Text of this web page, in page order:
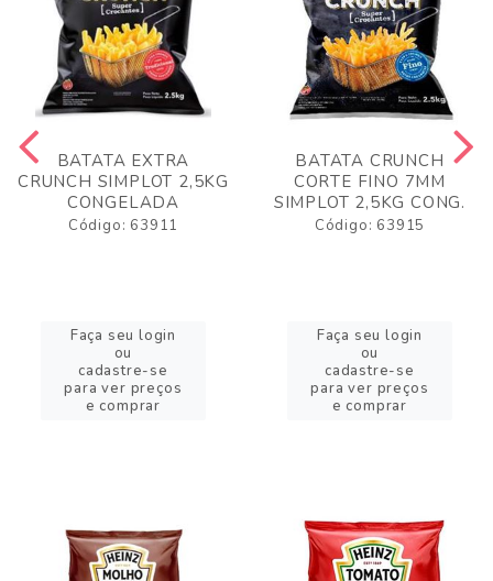
BATATA EXTRA
CRUNCH SIMPLOT 2,5KG
CONGELADA
Código: 63911
Faça seu login
ou
cadastre-se
para ver preços
e comprar
BATATA CRUNCH
CORTE FINO 7MM
SIMPLOT 2,5KG CONG.
Código: 63915
Faça seu login
ou
cadastre-se
para ver preços
e comprar